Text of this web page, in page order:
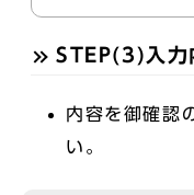
STEP(3)入力
内容を御確認
い。